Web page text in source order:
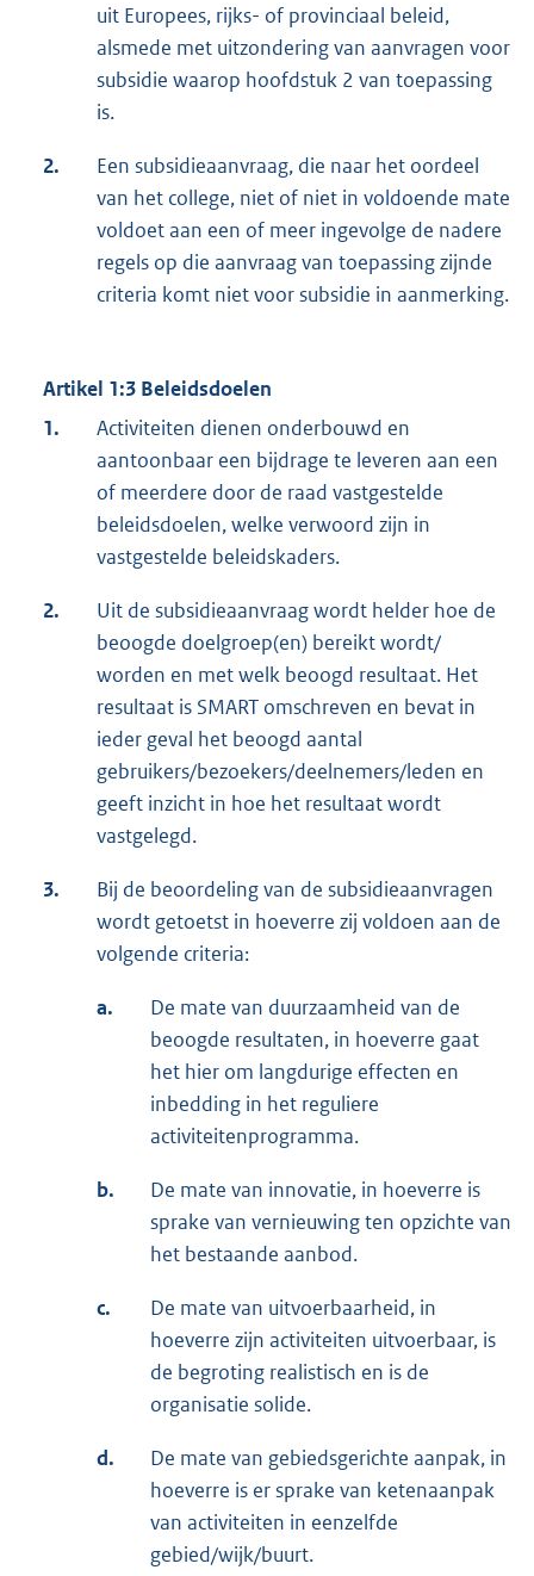
uit Europees, rijks- of provinciaal beleid,
alsmede met uitzondering van aanvragen voor
subsidie waarop hoofdstuk 2 van toepassing
is.
2.
Een subsidieaanvraag, die naar het oordeel
van het college, niet of niet in voldoende mate
voldoet aan een of meer ingevolge de nadere
regels op die aanvraag van toepassing zijnde
criteria komt niet voor subsidie in aanmerking.
Artikel 1:3 Beleidsdoelen
1.
Activiteiten dienen onderbouwd en
aantoonbaar een bijdrage te leveren aan een
of meerdere door de raad vastgestelde
beleidsdoelen, welke verwoord zijn in
vastgestelde beleidskaders.
2.
Uit de subsidieaanvraag wordt helder hoe de
beoogde doelgroep(en) bereikt wordt/
worden en met welk beoogd resultaat. Het
resultaat is SMART omschreven en bevat in
ieder geval het beoogd aantal
gebruikers/bezoekers/deelnemers/leden en
geeft inzicht in hoe het resultaat wordt
vastgelegd.
3.
Bij de beoordeling van de subsidieaanvragen
wordt getoetst in hoeverre zij voldoen aan de
volgende criteria:
a.
De mate van duurzaamheid van de
beoogde resultaten, in hoeverre gaat
het hier om langdurige effecten en
inbedding in het reguliere
activiteitenprogramma.
b.
De mate van innovatie, in hoeverre is
sprake van vernieuwing ten opzichte van
het bestaande aanbod.
c.
De mate van uitvoerbaarheid, in
hoeverre zijn activiteiten uitvoerbaar, is
de begroting realistisch en is de
organisatie solide.
d.
De mate van gebiedsgerichte aanpak, in
hoeverre is er sprake van ketenaanpak
van activiteiten in eenzelfde
gebied/wijk/buurt.